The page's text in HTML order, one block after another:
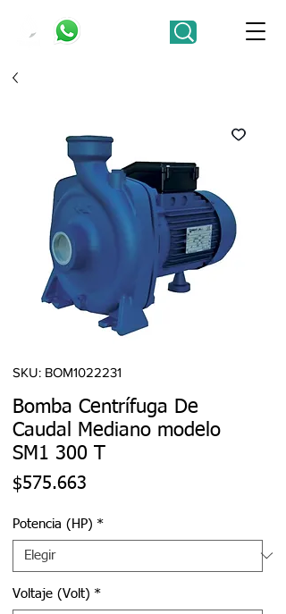
SKU: BOM1022231
Bomba Centrífuga De
Caudal Mediano modelo
SM1 300 T
$575.663
Potencia (HP) *
Voltaje (Volt) *